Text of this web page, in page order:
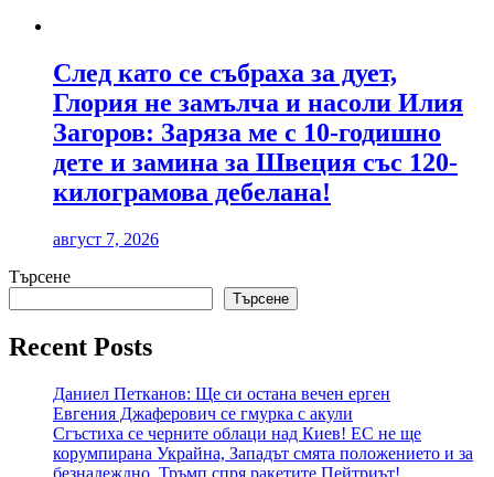
След като се събраха за дует,
Глория не замълча и насоли Илия
Загоров: Заряза ме с 10-годишно
дете и замина за Швеция със 120-
килограмова дебелана!
август 7, 2026
Търсене
Търсене
Recent Posts
Даниел Петканов: Ще си остана вечен ерген
Евгения Джаферович се гмурка с акули
Сгъстиха се черните облаци над Киев! ЕС не ще
корумпирана Украйна, Западът смята положението и за
безнадеждно, Тръмп спря ракетите Пейтриът!